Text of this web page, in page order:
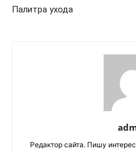
Палитра ухода
Редактор сайта. Пишу